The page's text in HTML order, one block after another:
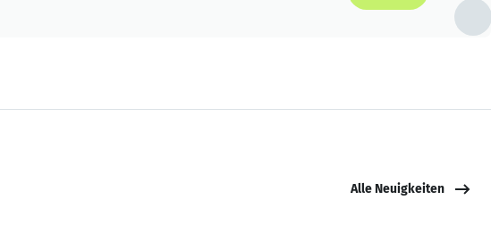
Alle Neuigkeiten